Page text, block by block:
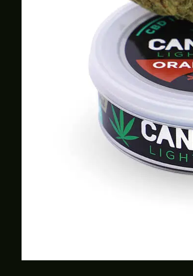
¡10% DE
Regístrate en nuestra
exclusivas, noticias,
Correo